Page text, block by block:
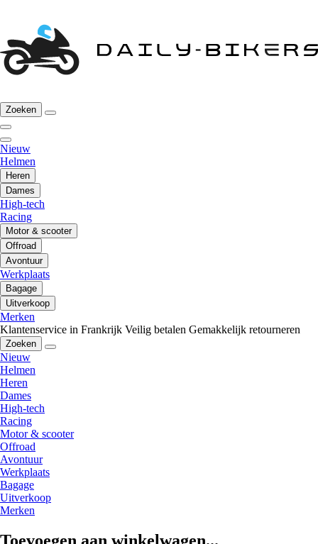
Zoeken
Nieuw
Helmen
Heren
Dames
High-tech
Racing
Motor & scooter
Offroad
Avontuur
Werkplaats
Bagage
Uitverkoop
Merken
Klantenservice in Frankrijk Veilig betalen Gemakkelijk retourneren
Zoeken
Nieuw
Helmen
Heren
Dames
High-tech
Racing
Motor & scooter
Offroad
Avontuur
Werkplaats
Bagage
Uitverkoop
Merken
Toevoegen aan winkelwagen...